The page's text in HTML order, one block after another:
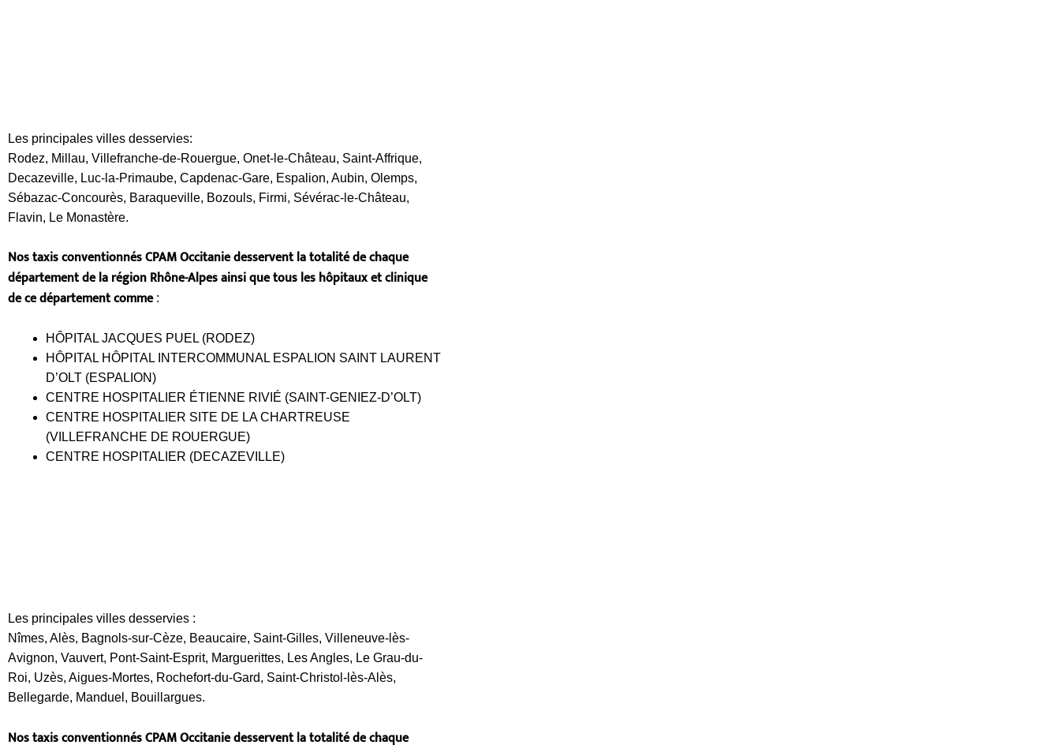
Les principales villes desservies:
Rodez, Millau, Villefranche-de-Rouergue, Onet-le-Château, Saint-Affrique,
Decazeville, Luc-la-Primaube, Capdenac-Gare, Espalion, Aubin, Olemps,
Sébazac-Concourès, Baraqueville, Bozouls, Firmi, Sévérac-le-Château,
Flavin, Le Monastère.
Nos taxis conventionnés CPAM Occitanie desservent la totalité de chaque
département de la région Rhône-Alpes ainsi que tous les hôpitaux et clinique
de ce département comme:
HÔPITAL JACQUES PUEL (RODEZ)
HÔPITAL HÔPITAL INTERCOMMUNAL ESPALION SAINT LAURENT
D’OLT (ESPALION)
CENTRE HOSPITALIER ÉTIENNE RIVIÉ (SAINT-GENIEZ-D’OLT)
CENTRE HOSPITALIER SITE DE LA CHARTREUSE
(VILLEFRANCHE DE ROUERGUE)
CENTRE HOSPITALIER (DECAZEVILLE)
Les principales villes desservies :
Nîmes, Alès, Bagnols-sur-Cèze, Beaucaire, Saint-Gilles, Villeneuve-lès-
Avignon, Vauvert, Pont-Saint-Esprit, Marguerittes, Les Angles, Le Grau-du-
Roi, Uzès, Aigues-Mortes, Rochefort-du-Gard, Saint-Christol-lès-Alès,
Bellegarde, Manduel, Bouillargues.
Nos taxis conventionnés CPAM Occitanie desservent la totalité de chaque